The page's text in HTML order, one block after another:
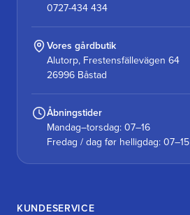
0727-434 434
Vores gårdbutik
Alutorp, Frestensfällevägen 64
26996 Båstad
Åbningstider
Mandag–torsdag: 07–16
Fredag / dag før helligdag: 07–15
KUNDESERVICE